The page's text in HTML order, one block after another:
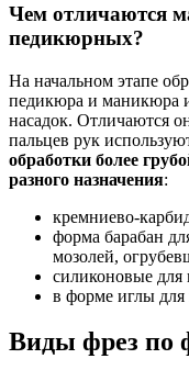
Чем отличаются
педикюрных?
На начальном этапе
педикюра и маникюра
насадок. Отличаются
пальцев рук
обработки более
разного назначения:
кремниево-
форма барабан
мозолей,
силиконовые для
в форме иглы
Виды фрез по